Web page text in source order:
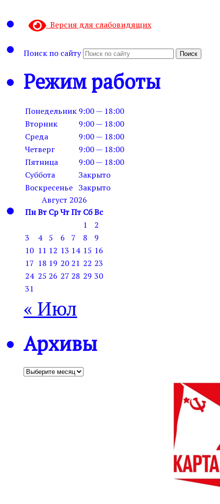
Версия для слабовидящих
Поиск по сайту Поиск
Режим работы
Понедельник 9:00 — 18:00
Вторник
9:00 — 18:00
Среда
9:00 — 18:00
Четверг
9:00 — 18:00
Пятница
9:00 — 18:00
Суббота
Закрыто
Воскресенье Закрыто
Август 2026
ПнВт СрЧтПт СбВс
1
2
3
4 5 6 7 8
9
10 11 12 13 14 15 16
17 18 19 20 21 22 23
24 25 26 27 28 29 30
31
« Июл
Архивы
Архивы